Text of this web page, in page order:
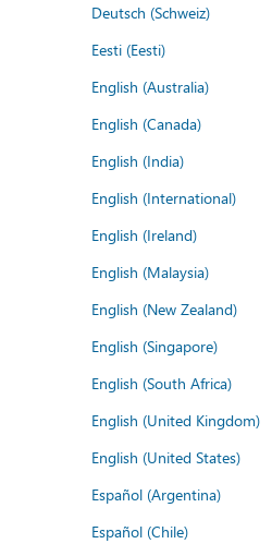
Deutsch (Schweiz)
Eesti (Eesti)
English (Australia)
English (Canada)
English (India)
English (International)
English (Ireland)
English (Malaysia)
English (New Zealand)
English (Singapore)
English (South Africa)
English (United Kingdom)
English (United States)
Español (Argentina)
Español (Chile)